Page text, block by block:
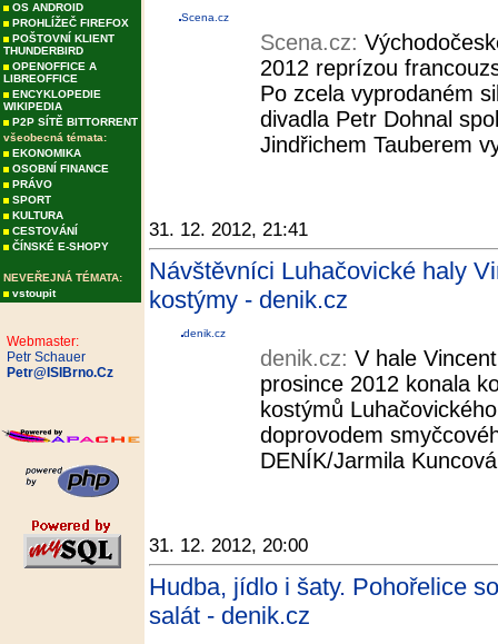
OS ANDROID
PROHLÍŽEČ FIREFOX
POŠTOVNÍ KLIENT
THUNDERBIRD
OPENOFFICE A
LIBREOFFICE
ENCYKLOPEDIE
WIKIPEDIA
P2P SÍTĚ BITTORRENT
všeobecná témata:
EKONOMIKA
OSOBNÍ FINANCE
PRÁVO
SPORT
KULTURA
CESTOVÁNÍ
ČÍNSKÉ E-SHOPY
NEVEŘEJNÁ TÉMATA:
vstoupit
Webmaster:
Petr Schauer
Petr@ISIBrno.Cz
Scena.cz
Scena.cz:
2012 reprízou
Po zcela vyprodaném
divadla Petr Dohnal
Jindřichem Tauberem
31. 12. 2012, 21:41
Návštěvníci Luhačovické haly
kostýmy - denik.cz
denik.cz
denik.cz: V hale
prosince 2012 konala
kostýmů
doprovodem
DENÍK/Jarmila
31. 12. 2012, 20:00
Hudba, jídlo i šaty. Pohořelice
salát - denik.cz